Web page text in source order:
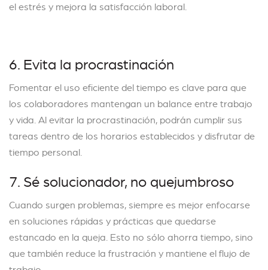
el estrés y mejora la satisfacción laboral.
6. Evita la procrastinación
Fomentar el uso eficiente del tiempo es clave para que
los colaboradores mantengan un balance entre trabajo
y vida. Al evitar la procrastinación, podrán cumplir sus
tareas dentro de los horarios establecidos y disfrutar de
tiempo personal.
7. Sé solucionador, no quejumbroso
Cuando surgen problemas, siempre es mejor enfocarse
en soluciones rápidas y prácticas que quedarse
estancado en la queja. Esto no sólo ahorra tiempo, sino
que también reduce la frustración y mantiene el flujo de